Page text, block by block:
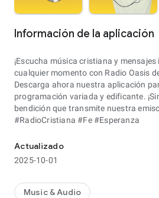
Información de la aplicación
¡Escucha música cristiana y
cualquier momento con Radio Oasis
Descarga ahora nuestra aplicación
programación variada y edificante.
bendición que transmite nuestra
#RadioCristiana #Fe #Esperanza
Actualizado
2025-10-01
Music & Audio